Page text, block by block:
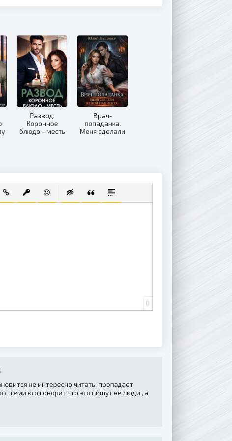
Развод.
Коронное
блюдо - месть
Врач-
попаданка.
Меня сделали
СПИСОКСПИСОК
ССЫЛКУ
ВСТАВИТЬ ЗАЩИЩЕННУЮ ССЫЛКУ
ВСТАВИТЬ СМАЙЛИК
ВСТАВКА СКРЫТОГО ТЕКСТА
ВСТАВКА ЦИТАТЫ
ВСТАВКА СПОЙЛЕРА
0
не интересно читать, пропадает
теми кто говорит что это пишут не люди , а